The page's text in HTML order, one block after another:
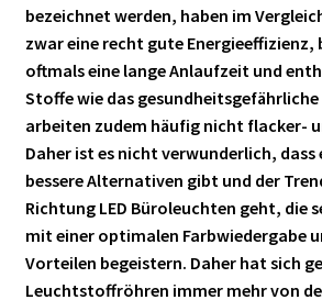
bezeichnet werden, haben im
zwar eine recht gute Energieeffizienz,
oftmals eine lange Anlaufzeit und
Stoffe wie das gesundheitsgefährliche
arbeiten zudem häufig nicht flacker-
Daher ist es nicht verwunderlich,
bessere Alternativen gibt und der
Richtung LED Büroleuchten geht, die
mit einer optimalen Farbwiedergabe
Vorteilen begeistern. Daher hat sich
Leuchtstoffröhren immer mehr von